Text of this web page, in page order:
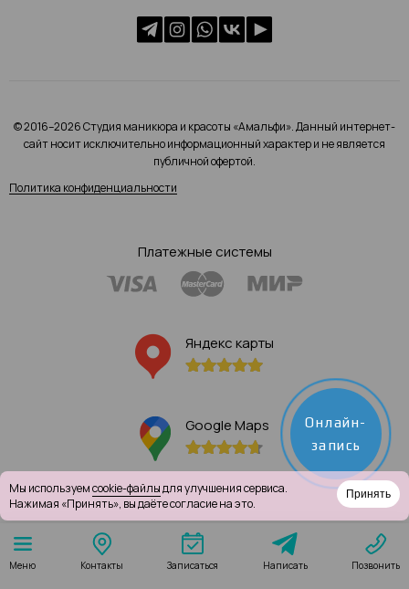
© 2016–2026 Студия маникюра и красоты «Амальфи». Данный интернет-
сайт носит исключительно информационный характер и не является
публичной офертой.
Политика конфиденциальности
Платежные системы
Яндекс карты
Google Maps
Меню Контакты Записаться Написать Позвонить
Онлайн-
запись
Мы используемcookie-файлыдля улучшения сервиса.
Нажимая «Принять», вы даёте согласие на это.
Принять